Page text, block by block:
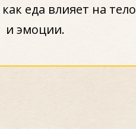
еда влияет на тело
и эмоции.